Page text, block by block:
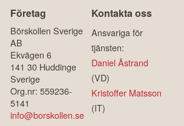
Företag
Börskollen Sverige
AB
Ekvägen 6
141 30 Huddinge
Sverige
Org.nr: 559236-
5141
info@borskollen.se
Kontakta oss
Ansvariga för
tjänsten:
Daniel Åstrand
(VD)
Kristoffer Matsson
(IT)